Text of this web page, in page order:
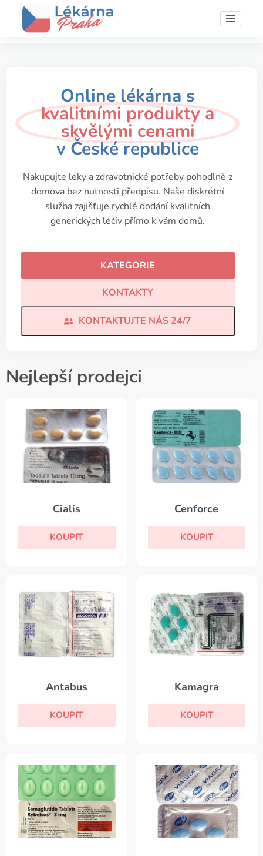
Online lékárna s
kvalitními produkty a
skvělými cenami
v České republice
Nakupujte léky a zdravotnické potřeby pohodlně z
domova bez nutnosti předpisu. Naše diskrétní
služba zajišťuje rychlé dodání kvalitních
generických léčiv přímo k vám domů.
KATEGORIE
KONTAKTY
KONTAKTUJTE NÁS 24/7
Nejlepší prodejci
Cialis
KOUPIT
Cenforce
KOUPIT
Antabus
KOUPIT
Kamagra
KOUPIT